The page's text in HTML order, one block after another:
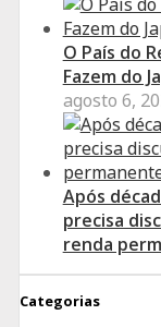
O País do
Fazem do
agosto 6,
Após
precisa
renda
Categorias